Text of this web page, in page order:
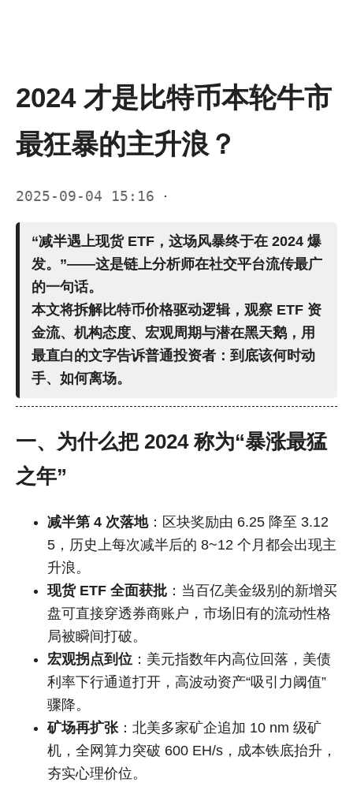
2024 才是比特币本轮牛市
最狂暴的主升浪？
2025-09-04 15:16 ·
“减半遇上现货 ETF，这场风暴终于在 2024 爆
发。”——这是链上分析师在社交平台流传最广
的一句话。
本文将拆解比特币价格驱动逻辑，观察 ETF 资
金流、机构态度、宏观周期与潜在黑天鹅，用
最直白的文字告诉普通投资者：到底该何时动
手、如何离场。
一、为什么把 2024 称为“暴涨最猛
之年”
减半第 4 次落地：区块奖励由 6.25 降至 3.12
5，历史上每次减半后的 8~12 个月都会出现主
升浪。
现货 ETF 全面获批 ：当百亿美金级别的新增买
盘可直接穿透券商账户，市场旧有的流动性格
局被瞬间打破。
宏观拐点到位 ：美元指数年内高位回落，美债
利率下行通道打开，高波动资产“吸引力阈值”
骤降。
矿场再扩张 ：北美多家矿企追加 10 nm 级矿
机，全网算力突破 600 EH/s，成本铁底抬升，
夯实心理价位。